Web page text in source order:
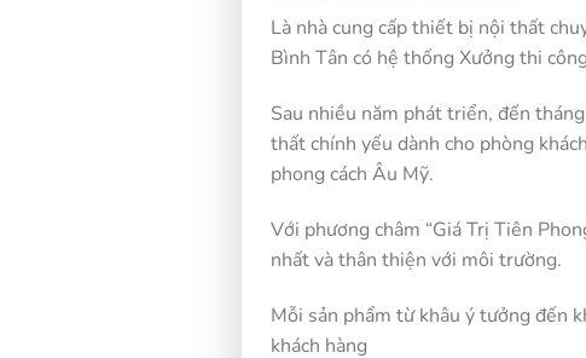
Là nhà cung cấp thiết bị nội thất
Bình Tân có hệ thống Xưởng thi
Sau nhiều năm phát triển, đến
thất chính yếu dành cho phòng
phong cách Âu Mỹ.
Với phương châm “Giá Trị Tiên
nhất và thân thiện với môi trường.
Mỗi sản phẩm từ khâu ý tưởng đến
khách hàng